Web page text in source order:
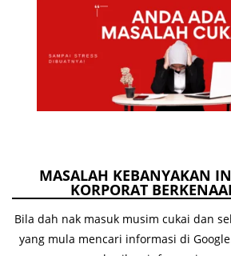
MASALAH KEBANYAKAN
KORPORAT
Bila dah nak masuk musim cukai dan
yang mula mencari informasi di